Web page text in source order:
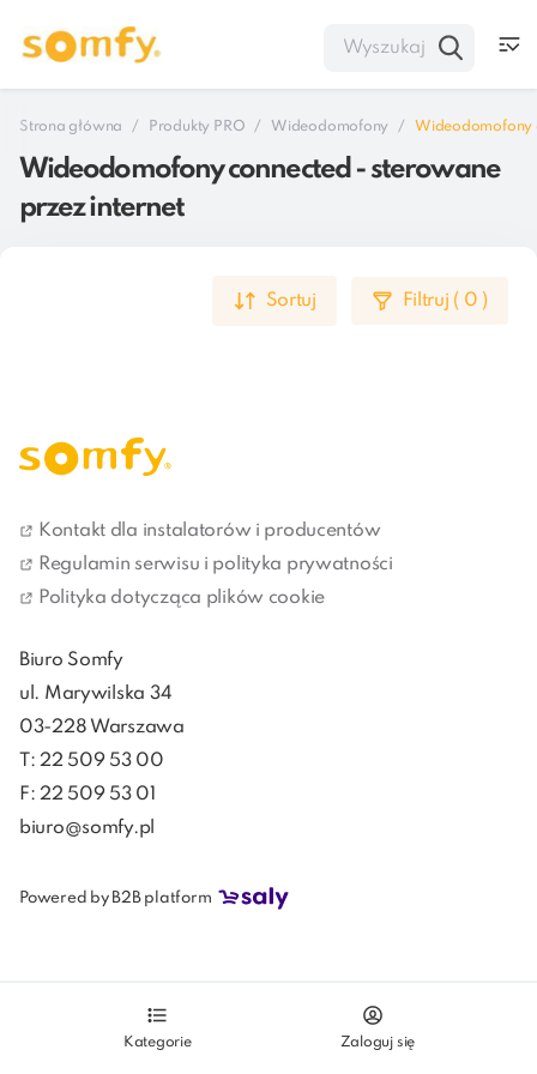
Kategorie Zaloguj się
Strona główna Produkty PRO Wideodomofony Wideodomofony
Wideodomofony connected - sterowane
przez internet
Sortuj Filtruj ( 0 )
Wideodomofony connected - sterowane przez internet
Kontakt dla instalatorów i producentów
Regulamin serwisu i polityka prywatności
Polityka dotycząca plików cookie
Biuro Somfy
ul. Marywilska 34
03-228 Warszawa
T: 22 509 53 00
F: 22 509 53 01
biuro@somfy.pl
Powered by B2B platform